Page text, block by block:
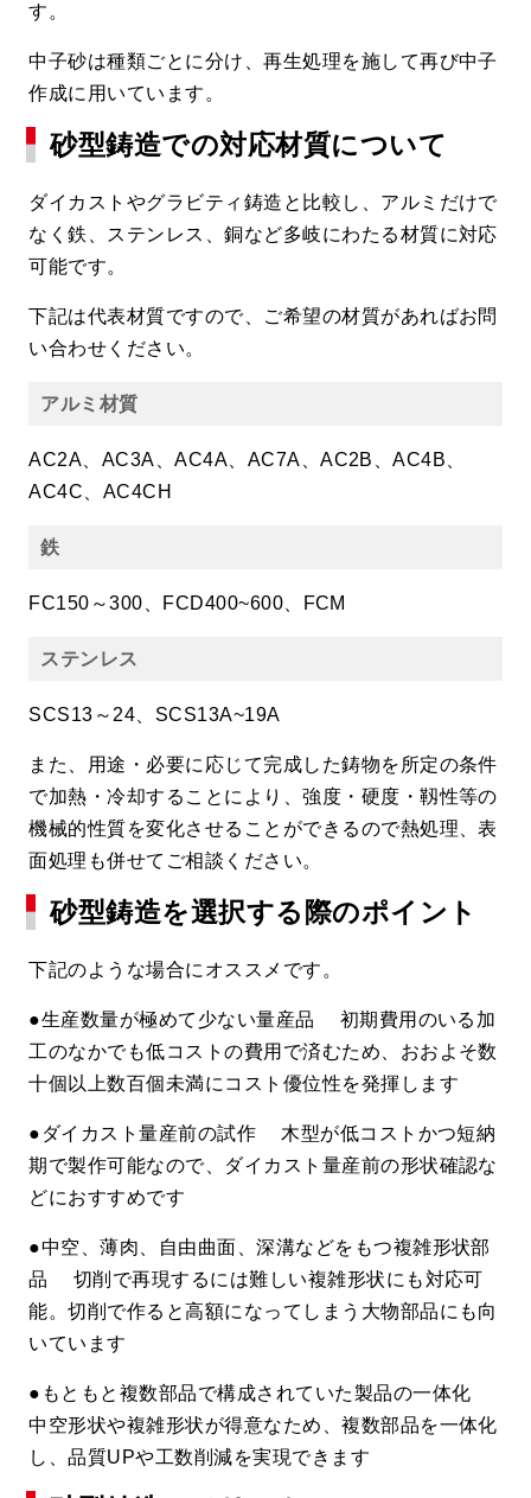
す。
中子砂は種類ごとに分け、再生処理を施して再び中子
作成に用いています。
砂型鋳造での対応材質について
ダイカストやグラビティ鋳造と比較し、アルミだけで
なく鉄、ステンレス、銅など多岐にわたる材質に対応
可能です。
下記は代表材質ですので、ご希望の材質があればお問
い合わせください。
アルミ材質
AC2A、AC3A、AC4A、AC7A、AC2B、AC4B、
AC4C、AC4CH
鉄
FC150～300、FCD400~600、FCM
ステンレス
SCS13～24、SCS13A~19A
また、用途・必要に応じて完成した鋳物を所定の条件
で加熱・冷却することにより、強度・硬度・靱性等の
機械的性質を変化させることができるので熱処理、表
面処理も併せてご相談ください。
砂型鋳造を選択する際のポイント
下記のような場合にオススメです。
●生産数量が極めて少ない量産品 初期費用のいる加
工のなかでも低コストの費用で済むため、おおよそ数
十個以上数百個未満にコスト優位性を発揮します
●ダイカスト量産前の試作 木型が低コストかつ短納
期で製作可能なので、ダイカスト量産前の形状確認な
どにおすすめです
●中空、薄肉、自由曲面、深溝などをもつ複雑形状部
品 切削で再現するには難しい複雑形状にも対応可
能。切削で作ると高額になってしまう大物部品にも向
いています
●もともと複数部品で構成されていた製品の一体化
中空形状や複雑形状が得意なため、複数部品を一体化
し、品質UPや工数削減を実現できます